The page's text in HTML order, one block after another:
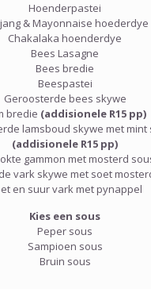
Hoenderpastei
& Mayonnaise hoederdye
Chakalaka hoenderdye
Bees Lasagne
Bees bredie
Beespastei
Geroosterde bees skywe
bredie (addisionele R15 pp)
lamsboud skywe met mint
(addisionele R15 pp)
gammon met mosterd
vark skywe met soet
en suur vark met pynappel
Kies een sous
Peper sous
Sampioen sous
Bruin sous